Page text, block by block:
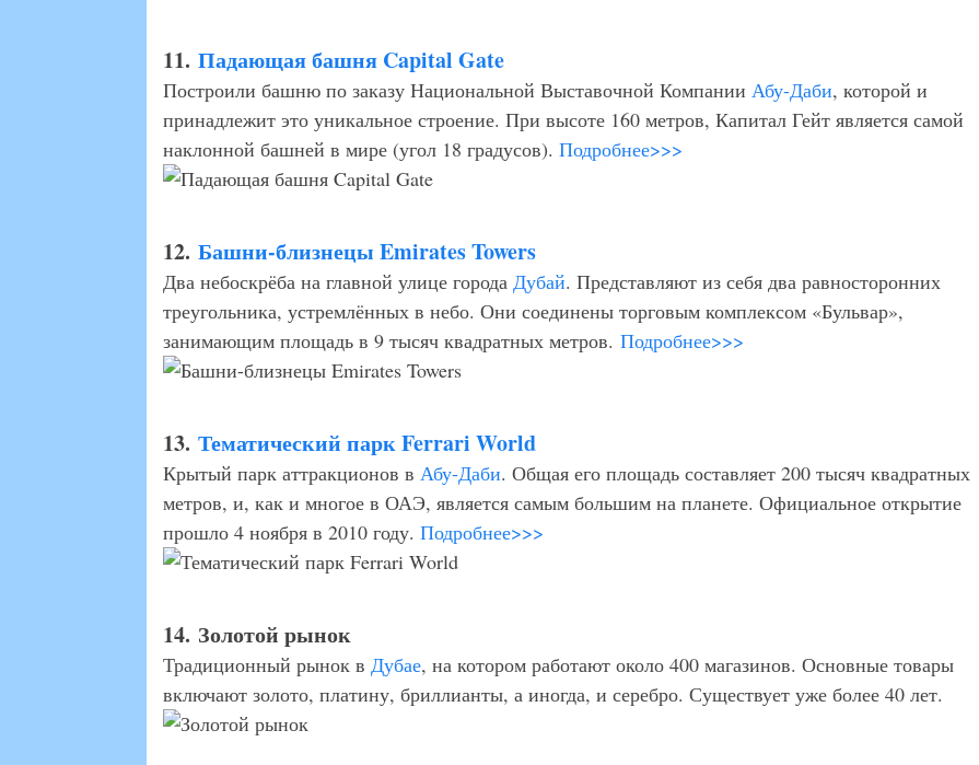
11.Падающая башня Capital Gate
Построили башню по заказу Национальной Выставочной КомпанииАбу-Даби, которой и
принадлежит это уникальное строение. При высоте 160 метров, Капитал Гейт является самой
наклонной башней в мире (угол 18 градусов).Подробнее>>>
12.Башни-близнецы Emirates Towers
Два небоскрёба на главной улице городаДубай. Представляют из себя два равносторонних
треугольника, устремлённых в небо. Они соединены торговым комплексом «Бульвар»,
занимающим площадь в 9 тысяч квадратных метров.Подробнее>>>
13.Тематический парк Ferrari World
Крытый парк аттракционов вАбу-Даби. Общая его площадь составляет 200 тысяч квадратных
метров, и, как и многое в ОАЭ, является самым большим на планете. Официальное открытие
прошло 4 ноября в 2010 году.Подробнее>>>
14. Золотой рынок
Традиционный рынок вДубае, на котором работают около 400 магазинов. Основные товары
включают золото, платину, бриллианты, а иногда, и серебро. Существует уже более 40 лет.